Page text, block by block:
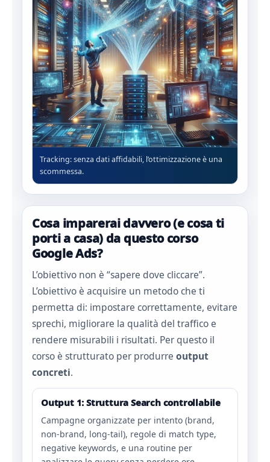
Tracking: senza dati affidabili, l’ottimizzazione è una
scommessa.
Cosa imparerai davvero (e cosa ti
porti a casa) da questo corso
Google Ads?
L’obiettivo non è “sapere dove cliccare”.
L’obiettivo è acquisire un metodo che ti
permetta di: impostare correttamente, evitare
sprechi, migliorare la qualità del traffico e
rendere misurabili i risultati. Per questo il
corso è strutturato per produrre output
concreti.
Output 1: Struttura Search controllabile
Campagne organizzate per intento (brand,
non-brand, long-tail), regole di match type,
negative keywords, e una routine per